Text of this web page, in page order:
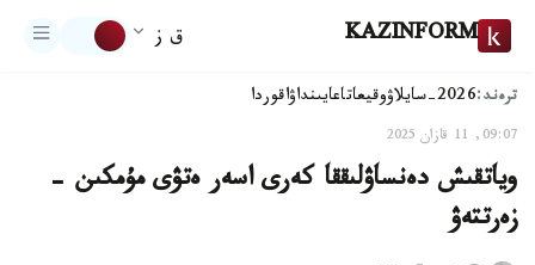
KAZINFORM ق ز
ترەند:2026-سايلاۋ وقيعاتاعايىنداۋاقوردا
09:07, 11 قازان 2025
وياتقىش دەنساۋلىققا كەرى اسەر ەتۋى مۇمكىن -
زەرتتەۋ